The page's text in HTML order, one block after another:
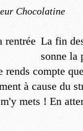
Chocolatine
La fin
sonne la
rends compte
à cause du
mets ! En